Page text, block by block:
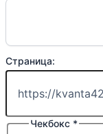
Страница:
Чекбокс *